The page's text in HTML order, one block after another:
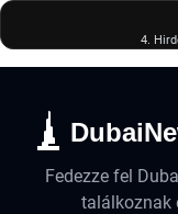
4.
Fedezze fel
találkoznak